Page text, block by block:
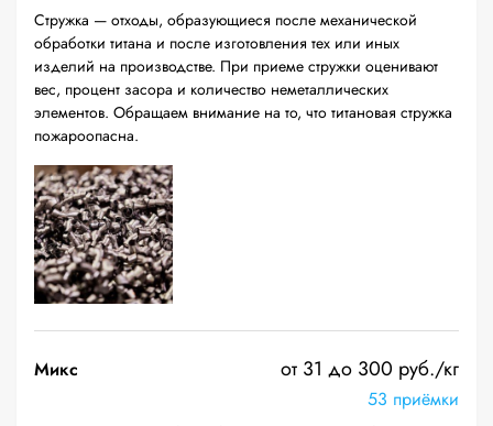
Стружка — отходы, образующиеся после механической
обработки титана и после изготовления тех или иных
изделий на производстве. При приеме стружки оценивают
вес, процент засора и количество неметаллических
элементов. Обращаем внимание на то, что титановая стружка
пожароопасна.
Микс от 31 до 300 руб./кг
53 приёмки